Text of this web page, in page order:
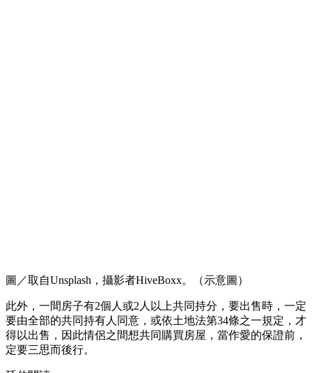
圖／取自Unsplash，攝影者HiveBoxx。（示意圖）
此外，一間房子有2個人或2人以上共同持分，要出售時，一定
要由全部的共同持有人同意，或依土地法第34條之一規定，才
得以出售，因此情侶之間想共同購買房屋，當作愛的保證前，
定要三思而後行。